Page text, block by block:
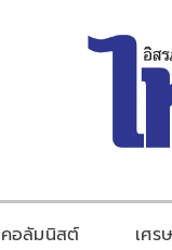
คอลัมนิสต์ เศร